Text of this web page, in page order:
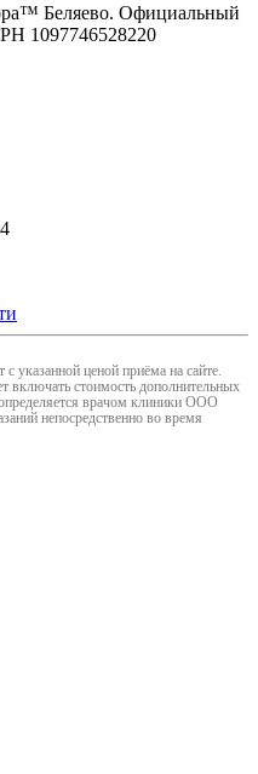
Беляево. Официальный
1097746528220
с указанной ценой приёма на сайте.
включать стоимость дополнительных
врачом клиники ООО
непосредственно во время